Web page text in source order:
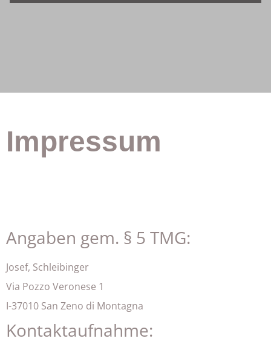
Impressum
Angaben gem. § 5 TMG:
Josef, Schleibinger
Via Pozzo Veronese 1
I-37010 San Zeno di Montagna
Kontaktaufnahme: